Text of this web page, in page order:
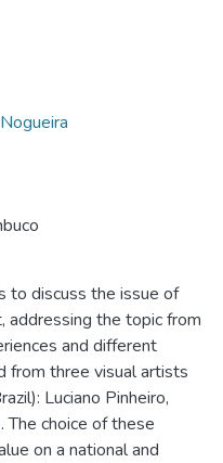
to discuss the issue of
addressing the topic from
and different
from three visual artists
Luciano Pinheiro,
The choice of these
on a national and